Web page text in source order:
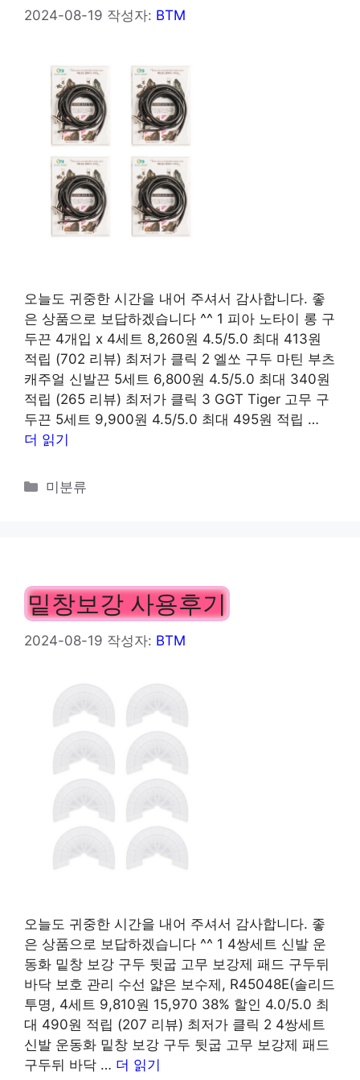
2024-08-19 작성자: BTM
오늘도 귀중한 시간을 내어 주셔서 감사합니다. 좋
은 상품으로 보답하겠습니다 ^^ 1 피아 노타이 롱 구
두끈 4개입 x 4세트 8,260원 4.5/5.0 최대 413원
적립 (702 리뷰) 최저가 클릭 2 엘쏘 구두 마틴 부츠
캐주얼 신발끈 5세트 6,800원 4.5/5.0 최대 340원
적립 (265 리뷰) 최저가 클릭 3 GGT Tiger 고무 구
두끈 5세트 9,900원 4.5/5.0 최대 495원 적립 …
더 읽기
카
미분류
밑창보강 사용후기
2024-08-19 작성자: BTM
오늘도 귀중한 시간을 내어 주셔서 감사합니다. 좋
은 상품으로 보답하겠습니다 ^^ 1 4쌍세트 신발 운
동화 밑창 보강 구두 뒷굽 고무 보강제 패드 구두뒤
바닥 보호 관리 수선 얇은 보수제, R45048E(솔리드
투명, 4세트 9,810원 15,970 38% 할인 4.0/5.0 최
대 490원 적립 (207 리뷰) 최저가 클릭 2 4쌍세트
신발 운동화 밑창 보강 구두 뒷굽 고무 보강제 패드
구두뒤 바닥 … 더 읽기